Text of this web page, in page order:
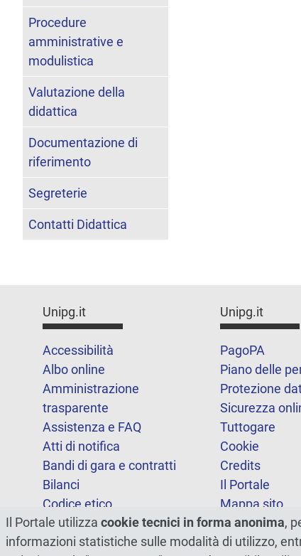
Procedure
amministrative e
modulistica
Valutazione della
didattica
Documentazione di
riferimento
Segreterie
Contatti Didattica
Unipg.it
Accessibilità
Albo online
Amministrazione
trasparente
Assistenza e FAQ
Atti di notifica
Bandi di gara e contratti
Bilanci
Codice etico
FOIA
Note legali
Unipg.it
PagoPA
Piano delle
Protezione
Sicurezza
Tuttogare
Cookie
Credits
Il Portale
Mappa sito
Statistiche
Dichiarazione
Il Portale utilizza cookie tecnici in forma anonima,
informazioni statistiche sulle modalità di utilizzo,